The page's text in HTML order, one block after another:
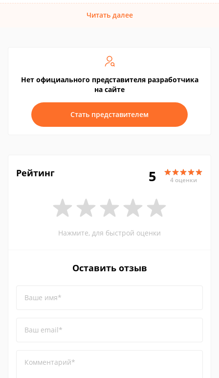
Читать далее
Нет официального представителя разработчика
на сайте
Стать представителем
Рейтинг 5 4 оценки
Нажмите, для быстрой оценки
Оставить отзыв
Ваше имя*
Ваш email*
Комментарий*